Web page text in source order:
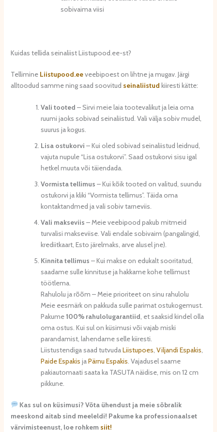
sobivaima viisi
Kuidas tellida seinaliist Liistupood.ee-st?
Tellimine Liistupood.eeveebipoest on lihtne ja mugav. Järgi
alltoodud samme ning saad soovitud seinaliistud kiiresti kätte:
Vali tooted – Sirvi meie laia tootevalikut ja leia oma
ruumi jaoks sobivad seinaliistud. Vali välja sobiv mudel,
suurus ja kogus.
Lisa ostukorvi – Kui oled sobivad seinaliistud leidnud,
vajuta nupule “Lisa ostukorvi”. Saad ostukorvi sisu igal
hetkel muuta või täiendada.
Vormista tellimus – Kui kõik tooted on valitud, suundu
ostukorvi ja kliki “Vormista tellimus”. Täida oma
kontaktandmed ja vali sobiv tarneviis.
Vali makseviis – Meie veebipood pakub mitmeid
turvalisi makseviise. Vali endale sobivaim (pangalingid,
krediitkaart, Esto järelmaks, arve alusel jne).
Kinnita tellimus – Kui makse on edukalt sooritatud,
saadame sulle kinnituse ja hakkame kohe tellimust
töötlema.
Rahulolu ja rõõm – Meie prioriteet on sinu rahulolu
Meie eesmärk on pakkuda sulle parimat ostukogemust.
Pakume100% rahulolugarantiid, et saaksid kindel olla
oma ostus. Kui sul on küsimusi või vajab miski
parandamist, lahendame selle kiiresti.
Liistustendiga saad tutvudaLiistupoes, Viljandi Espakis,
Paide Espakis jaPärnu Espakis. Vajadusel saame
pakiautomaati saata ka TASUTA näidise, mis on 12 cm
pikkune.
Kas sul on küsimusi? Võta ühendust ja meie sõbralik
meeskond aitab sind meeleldi! Pakume ka professionaalset
värvimisteenust, loe rohkem siit!